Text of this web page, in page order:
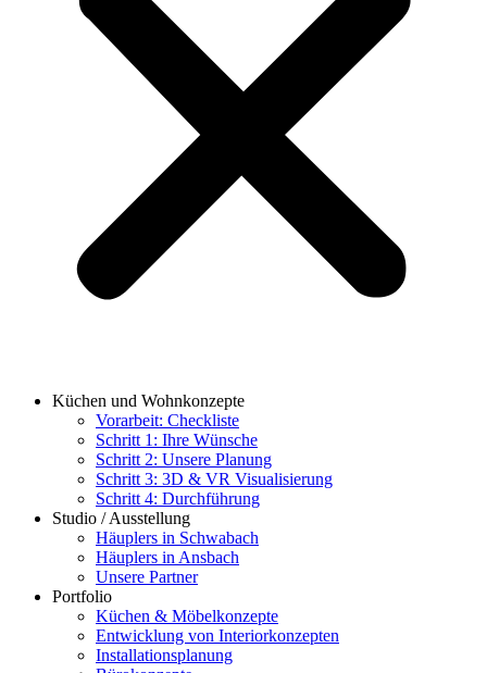
Küchen und Wohnkonzepte
Vorarbeit: Checkliste
Schritt 1: Ihre Wünsche
Schritt 2: Unsere Planung
Schritt 3: 3D & VR Visualisierung
Schritt 4: Durchführung
Studio / Ausstellung
Häuplers in Schwabach
Häuplers in Ansbach
Unsere Partner
Portfolio
Küchen & Möbelkonzepte
Entwicklung von Interiorkonzepten
Installationsplanung